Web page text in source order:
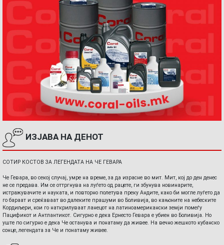
ИЗЈАВА НА ДЕНОТ
СОТИР КОСТОВ ЗА ЛЕГЕНДАТА НА ЧЕ ГЕВАРА
Че Гевара, во секој случај, умре на време, за да израсне во мит. Мит, кој до ден денес
не се предава. Им се оттргнува на луѓето од рацете, ги збунува новинарите,
истражувачите и науката, и повторно полетува преку Андите, како би могле луѓето да
го бараат и среќаваат во далеките прашуми во Боливија, во кањоните на небеските
Кордиљери, кои го наткрилуваат ланецот на латиноамерикански земји помеѓу
Пацификот и Антлантикот. Сигурно е дека Ернесто Гевара е убиен во Боливија. Но
уште по сигурно е дека Че останува и понатаму да живее. На вечно жешкото кубанско
сонце, легендата за Че и понатаму живее.